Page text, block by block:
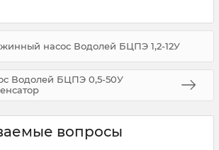
насос Водолей БЦПЭ 1,2-12У
Водолей БЦПЭ 0,5-50У
вопросы